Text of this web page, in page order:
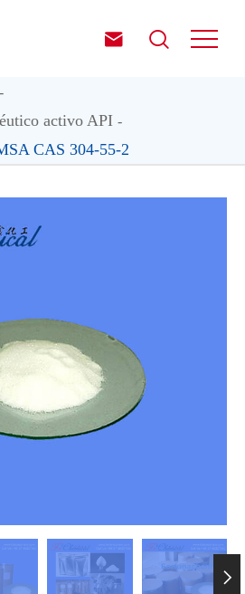
 
activo API
CAS 304-55-2
